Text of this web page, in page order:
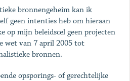
bronnengeheim kan ik
geen intenties heb om hieraan
op mijn beleidscel geen projecten
wet van 7 april 2005 tot
bronnen.
opsporings- of gerechtelijke